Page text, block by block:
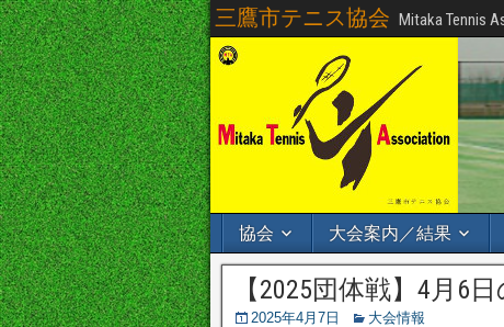
三鷹市テニス協会 Mitaka Tennis
協会 大会案内／結果
【2025団体戦】4月6
2025年4月7日 大会情報